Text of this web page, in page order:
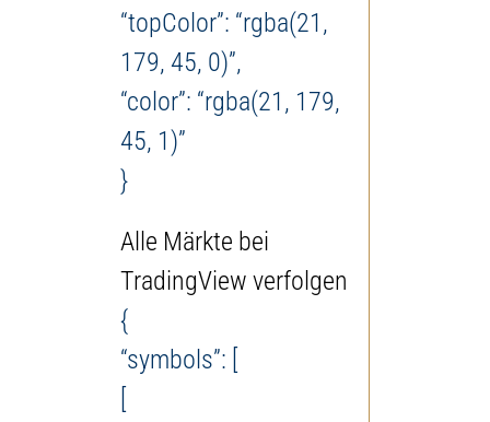
“topColor”: “rgba(21,
179, 45, 0)”,
“color”: “rgba(21, 179,
45, 1)”
}
Alle Märkte bei
TradingView verfolgen
{
“symbols”: [